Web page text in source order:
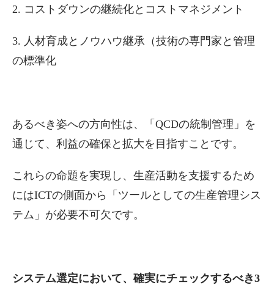
2. コストダウンの継続化とコストマネジメント
3. 人材育成とノウハウ継承（技術の専門家と管理
の標準化
あるべき姿への方向性は、「QCDの統制管理」を
通じて、利益の確保と拡大を目指すことです。
これらの命題を実現し、生産活動を支援するため
にはICTの側面から「ツールとしての生産管理シス
テム」が必要不可欠です。
システム選定において、確実にチェックするべき3